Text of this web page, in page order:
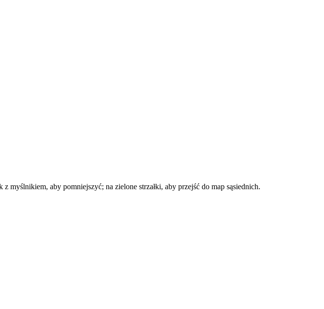
aby pomniejszyć; na zielone strzałki, aby przejść do map sąsiednich.